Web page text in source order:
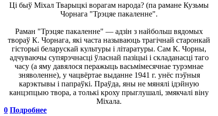
Ці быў Міхал Тварыцкі ворагам народа? (па рамане Кузьмы
Чорнага "Трэцяе пакаленне".
Раман "Трэцяе пакаленне" — адзін з найбольш вядомых
твораў К. Чорнага, які часта называюць трагічнай старонкай
гісторыі беларускай культуры і літаратуры. Сам К. Чорны,
адчуваючы супярэчнасці ўласнай пазіцыі і складанасці таго
часу (а яму давялося перажыць васьмімесячнае турэмнае
зняволенне), у чацвёртае выданне 1941 г. унёс пэўныя
карэктывы і папраўкі. Праўда, яны не мянялі ідэйную
канцэпцыю твора, а толькі кроху прыглушалі, змякчалі віну
Міхала.
0 Подробнее